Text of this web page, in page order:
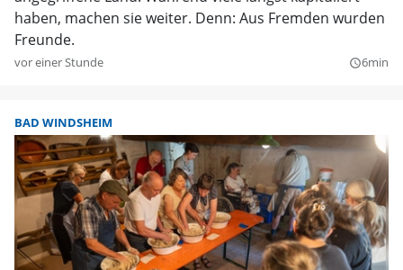
haben, machen sie weiter. Denn: Aus Fremden wurden
Freunde.
vor einer Stunde query_builder6min
BAD WINDSHEIM